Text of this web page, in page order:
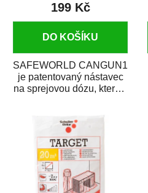
199 Kč
DO KOŠÍKU
SAFEWORLD CANGUN1
je patentovaný nástavec
na sprejovou dózu, který ji